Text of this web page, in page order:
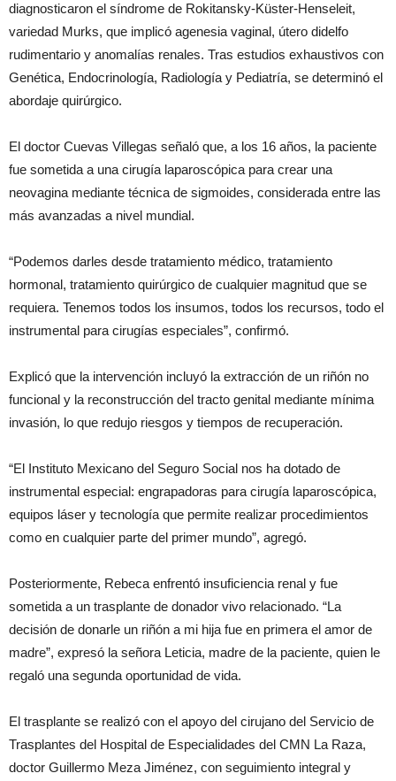
diagnosticaron el síndrome de Rokitansky-Küster-Henseleit,
variedad Murks, que implicó agenesia vaginal, útero didelfo
rudimentario y anomalías renales. Tras estudios exhaustivos con
Genética, Endocrinología, Radiología y Pediatría, se determinó el
abordaje quirúrgico.
El doctor Cuevas Villegas señaló que, a los 16 años, la paciente
fue sometida a una cirugía laparoscópica para crear una
neovagina mediante técnica de sigmoides, considerada entre las
más avanzadas a nivel mundial.
“Podemos darles desde tratamiento médico, tratamiento
hormonal, tratamiento quirúrgico de cualquier magnitud que se
requiera. Tenemos todos los insumos, todos los recursos, todo el
instrumental para cirugías especiales”, confirmó.
Explicó que la intervención incluyó la extracción de un riñón no
funcional y la reconstrucción del tracto genital mediante mínima
invasión, lo que redujo riesgos y tiempos de recuperación.
“El Instituto Mexicano del Seguro Social nos ha dotado de
instrumental especial: engrapadoras para cirugía laparoscópica,
equipos láser y tecnología que permite realizar procedimientos
como en cualquier parte del primer mundo”, agregó.
Posteriormente, Rebeca enfrentó insuficiencia renal y fue
sometida a un trasplante de donador vivo relacionado. “La
decisión de donarle un riñón a mi hija fue en primera el amor de
madre”, expresó la señora Leticia, madre de la paciente, quien le
regaló una segunda oportunidad de vida.
El trasplante se realizó con el apoyo del cirujano del Servicio de
Trasplantes del Hospital de Especialidades del CMN La Raza,
doctor Guillermo Meza Jiménez, con seguimiento integral y